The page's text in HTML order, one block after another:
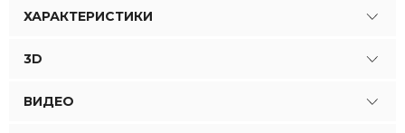
ХАРАКТЕРИСТИКИ
3D
ВИДЕО